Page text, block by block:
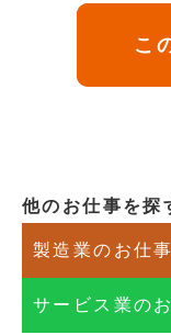
こ
他のお仕事を探
製造業のお仕事
サービス業の